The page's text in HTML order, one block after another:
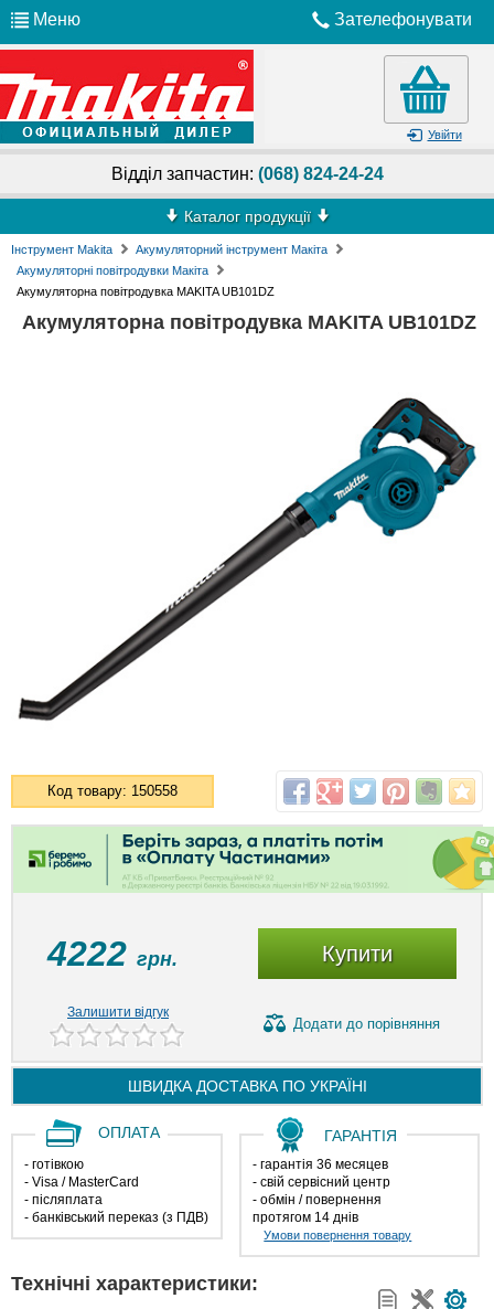
Меню Зателефонувати
Увійти
Відділ запчастин: (068) 824-24-24
Каталог продукції
Інструмент Makita
Акумуляторний інструмент Макіта
Акумуляторні повітродувки Макіта
Акумуляторна повітродувка MAKITA UB101DZ
Акумуляторна повітродувка MAKITA UB101DZ
Код товару: 150558
4222 грн. Купити
Залишити відгук
Додати до порівняння
ШВИДКА ДОСТАВКА ПО УКРАЇНІ
ОПЛАТА
- готівкою
- Visa / MasterCard
- післяплата
- банківський переказ (з ПДВ)
ГАРАНТІЯ
- гарантія 36 месяцев
- свій сервісний центр
- обмін / повернення
протягом 14 днів
Умови повернення товару
Технічні характеристики: